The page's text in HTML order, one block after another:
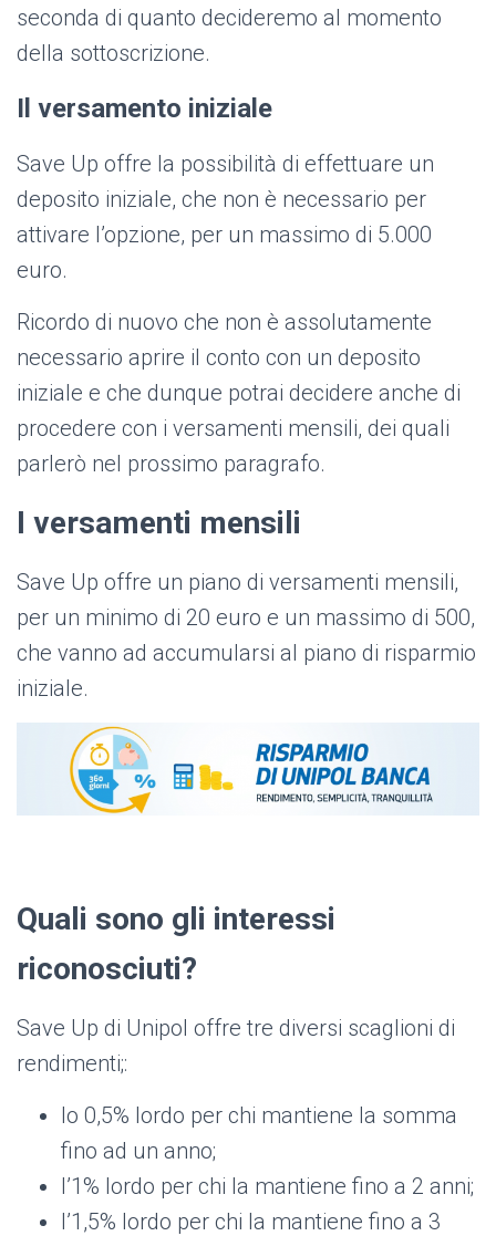
seconda di quanto decideremo al momento
della sottoscrizione.
Il versamento iniziale
Save Up offre la possibilità di effettuare un
deposito iniziale, che non è necessario per
attivare l’opzione, per un massimo di 5.000
euro.
Ricordo di nuovo che non è assolutamente
necessario aprire il conto con un deposito
iniziale e che dunque potrai decidere anche di
procedere con i versamenti mensili, dei quali
parlerò nel prossimo paragrafo.
I versamenti mensili
Save Up offre un piano di versamenti mensili,
per un minimo di 20 euro e un massimo di 500,
che vanno ad accumularsi al piano di risparmio
iniziale.
Quali sono gli interessi
riconosciuti?
Save Up di Unipol offre tre diversi scaglioni di
rendimenti;:
lo 0,5% lordo per chi mantiene la somma
fino ad un anno;
l’1% lordo per chi la mantiene fino a 2 anni;
l’1,5% lordo per chi la mantiene fino a 3